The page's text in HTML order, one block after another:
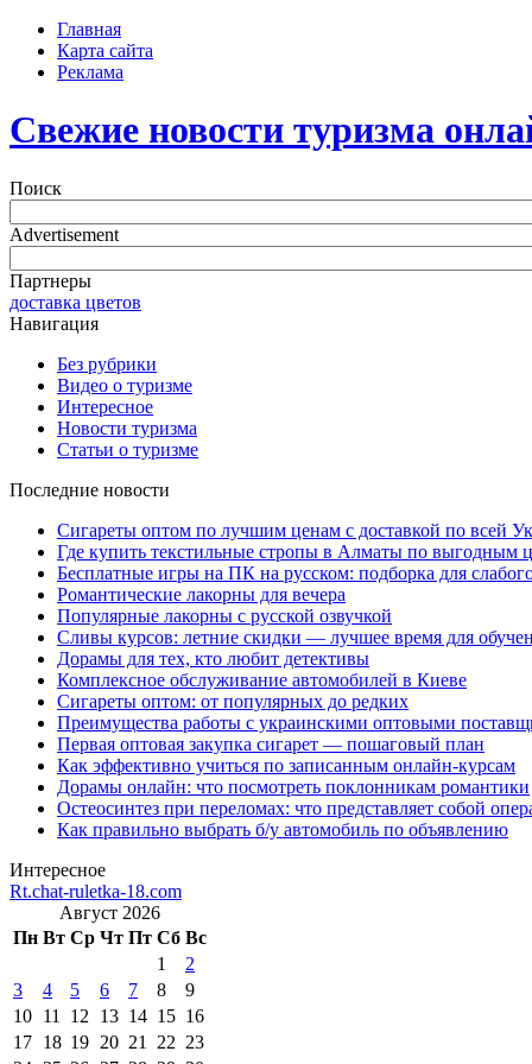
Главная
Карта сайта
Реклама
Свежие новости туризма
Поиск
Advertisement
Партнеры
доставка цветов
Навигация
Без рубрики
Видео о туризме
Интересное
Новости туризма
Статьи о туризме
Последние новости
Сигареты оптом по лучшим ценам с доставкой по всей
Где купить текстильные стропы в Алматы по выгодным
Бесплатные игры на ПК на русском: подборка для
Романтические лакорны для вечера
Популярные лакорны с русской озвучкой
Сливы курсов: летние скидки — лучшее время для
Дорамы для тех, кто любит детективы
Комплексное обслуживание автомобилей в Киеве
Сигареты оптом: от популярных до редких
Преимущества работы с украинскими оптовыми
Первая оптовая закупка сигарет — пошаговый план
Как эффективно учиться по записанным онлайн-курсам
Дорамы онлайн: что посмотреть поклонникам романтики
Остеосинтез при переломах: что представляет собой
Как правильно выбрать б/у автомобиль по объявлению
Интересное
Rt.chat-ruletka-18.com
Август 2026
Пн Вт Ср Чт Пт Сб Вс
1
2
3
4 5 6 7 8
9
10 11 12 13 14 15 16
17 18 19 20 21 22 23